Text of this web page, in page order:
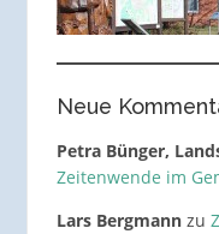
Neue
Petra Bünger,
Zeitenwende im
Lars Bergmannzu